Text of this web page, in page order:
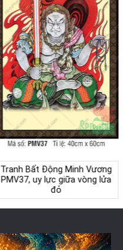
Tranh Bất Động Minh Vương
PMV37, uy lực giữa vòng lửa
đỏ